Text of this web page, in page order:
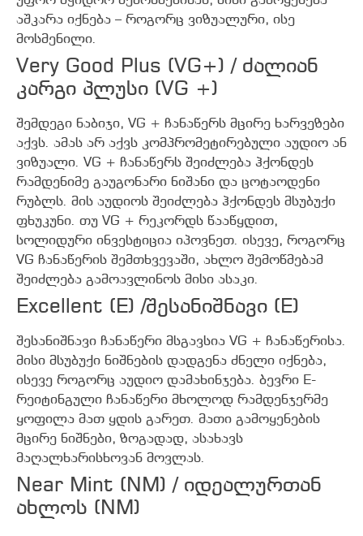
აშკარა იქნება – როგორც ვიზუალური, ისე
მოსმენილი.
Very Good Plus (VG+) / ძალიან
კარგი პლუსი (VG +)
შემდეგი ნაბიჯი, VG + ჩანაწერს მცირე ხარვეზები
აქვს. ამას არ აქვს კომპრომეტირებული აუდიო ან
ვიზუალი. VG + ჩანაწერს შეიძლება ჰქონდეს
რამდენიმე გაუგონარი ნიშანი და ცოტაოდენი
რუბლს. მის აუდიოს შეიძლება ჰქონდეს მსუბუქი
ფხუკუნი. თუ VG + რეკორდს წააწყდით,
სოლიდური ინვესტიცია იპოვნეთ. ისევე, როგორც
VG ჩანაწერის შემთხვევაში, ახლო შემოწმებამ
შეიძლება გამოავლინოს მისი ასაკი.
Excellent (E) /შესანიშნავი (E)
შესანიშნავი ჩანაწერი მსგავსია VG + ჩანაწერისა.
მისი მსუბუქი ნიშნების დადგენა ძნელი იქნება,
ისევე როგორც აუდიო დამახინჯება. ბევრი E-
რეიტინგული ჩანაწერი მხოლოდ რამდენჯერმე
ყოფილა მათ ყდის გარეთ. მათი გამოყენების
მცირე ნიშნები, ზოგადად, ასახავს
მაღალხარისხოვან მოვლას.
Near Mint (NM) / იდეალურთან
ახლოს (NM)